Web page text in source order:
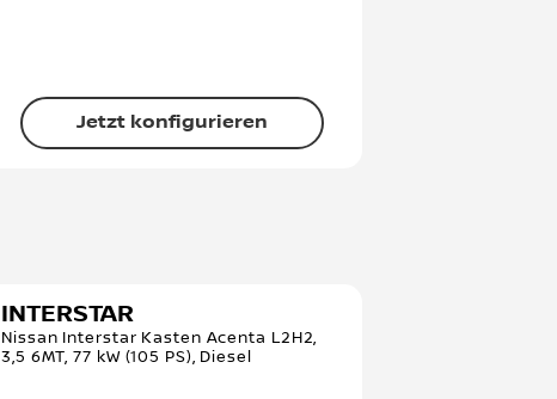
Jetzt konfigurieren
INTERSTAR
Nissan Interstar Kasten Acenta L2H2,
3,5 6MT, 77 kW (105 PS), Diesel